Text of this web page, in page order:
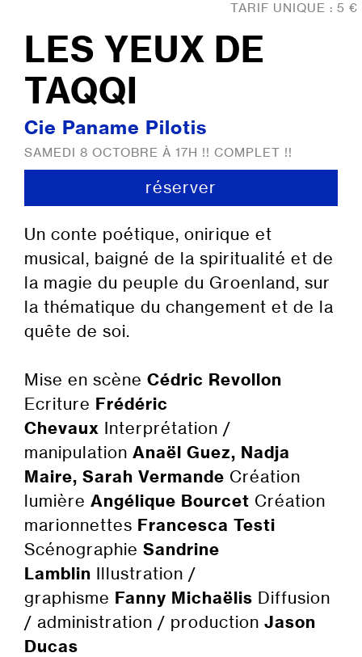
LES YEUX DE
TAQQI
Cie Paname Pilotis
SAMEDI 8 OCTOBRE À 17H !! COMPLET !!
réserver
Un conte poétique, onirique et
musical, baigné de la spiritualité et de
la magie du peuple du Groenland, sur
la thématique du changement et de la
quête de soi.
Mise en scène Cédric Revollon
Ecriture Frédéric
Chevaux Interprétation /
manipulation Anaël Guez, Nadja
Maire, Sarah Vermande Création
lumière Angélique Bourcet Création
marionnettes Francesca Testi
Scénographie Sandrine
Lamblin Illustration /
graphisme Fanny Michaëlis Diffusion
/ administration / production Jason
Ducas
TARIF UNIQUE : 5 €